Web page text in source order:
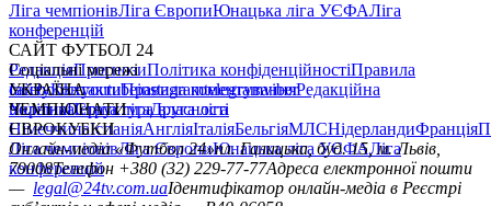
Ліга чемпіонівЛіга ЄвропиЮнацька ліга УЄФАЛіга
конференцій
САЙТ ФУТБОЛ 24
РедакціяПрогнозиПолітика конфіденційностіПравила
сайтуКонтактиПравила коментуванняРедакційна
політикаСтруктура власності
Соціальні мережі
facebookxyoutubeinstagramtelegramviber
УКРАЇНА
УкраїнаПерша лігаДруга ліга
ЧЕМПІОНАТИ
НімеччинаІспаніяАнгліяІталіяБельгіяМЛСНідерландиФранція
ЄВРОКУБКИ
Ліга чемпіонівЛіга ЄвропиЮнацька ліга УЄФАЛіга
конференцій
Онлайн-медіа «Футбол 24»пл. Галицька, буд. 15, м. Львів,
79008Телефон +380 (32) 229-77-77Адреса електронної пошти
— legal@24tv.com.uaІдентифікатор онлайн-медіа в Реєстрі